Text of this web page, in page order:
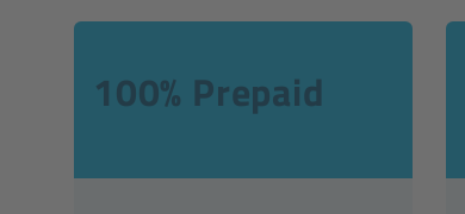
100% Prepaid